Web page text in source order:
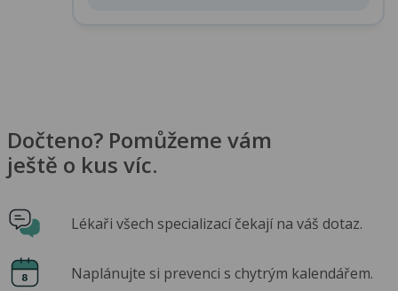
Dočteno? Pomůžeme vám
ještě o kus víc.
Lékaři všech specializací čekají na váš dotaz.
Naplánujte si prevenci s chytrým kalendářem.